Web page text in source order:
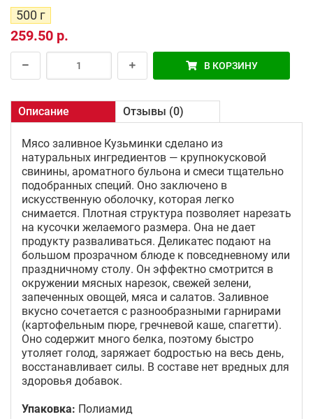
500 г
259.50 р.
В КОРЗИНУ
Описание Отзывы (0)
Мясо заливное Кузьминки сделано из
натуральных ингредиентов — крупнокусковой
свинины, ароматного бульона и смеси тщательно
подобранных специй. Оно заключено в
искусственную оболочку, которая легко
снимается. Плотная структура позволяет нарезать
на кусочки желаемого размера. Она не дает
продукту разваливаться. Деликатес подают на
большом прозрачном блюде к повседневному или
праздничному столу. Он эффектно смотрится в
окружении мясных нарезок, свежей зелени,
запеченных овощей, мяса и салатов. Заливное
вкусно сочетается с разнообразными гарнирами
(картофельным пюре, гречневой каше, спагетти).
Оно содержит много белка, поэтому быстро
утоляет голод, заряжает бодростью на весь день,
восстанавливает силы. В составе нет вредных для
здоровья добавок.
Упаковка: Полиамид